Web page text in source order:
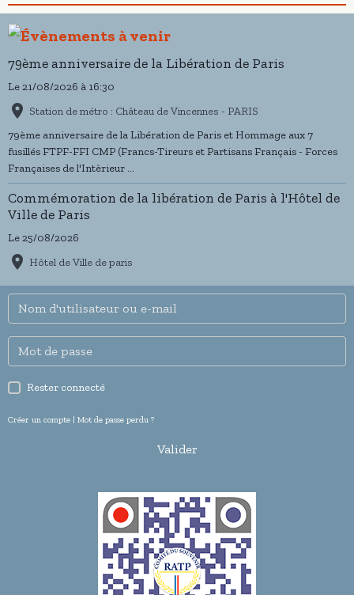
79ème anniversaire de la Libération de Paris
Le 21/08/2026 à 16:30
Station de métro : Château de Vincennes - PARIS
79ème anniversaire de la Libération de Paris et Hommage aux 7
fusillés FTPF-FFI CMP (Francs-Tireurs et Partisans Français - Forces
Françaises de l'Intèrieur ...
Commémoration de la libération de Paris à l'Hôtel de
Ville de Paris
Le 25/08/2026
Hôtel de Ville de paris
Rester connecté
Créer un compte | Mot de passe perdu ?
Valider